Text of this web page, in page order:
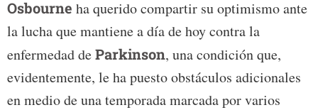
Osbourne ha querido compartir su optimismo ante
la lucha que mantiene a día de hoy contra la
enfermedad deParkinson, una condición que,
evidentemente, le ha puesto obstáculos adicionales
en medio de una temporada marcada por varios